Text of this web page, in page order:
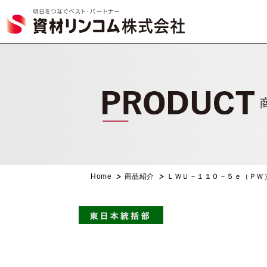
Home 商品紹介 ＬＷＵ－１１０－５ｅ（ＰＷ